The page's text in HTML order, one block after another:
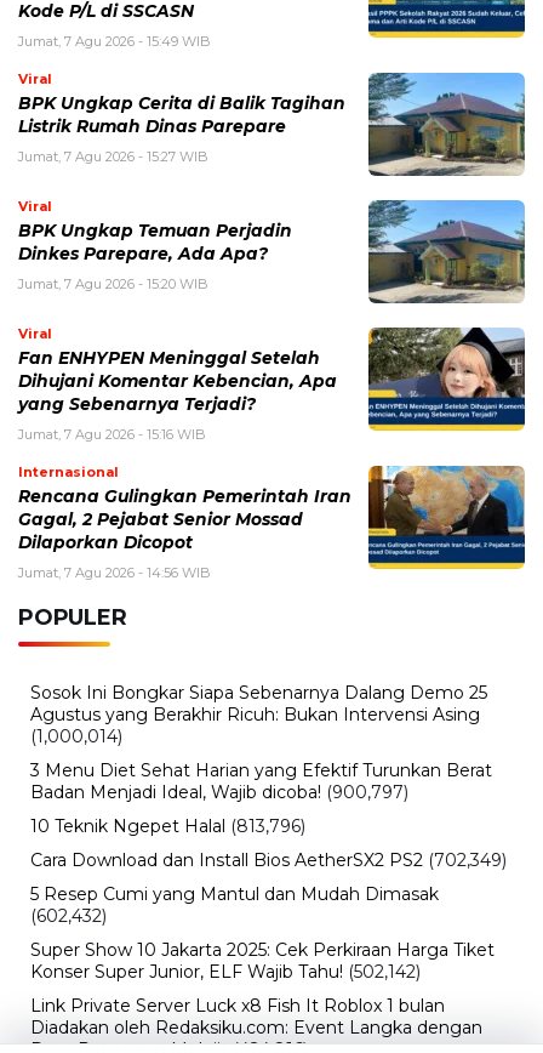
Kode P/L di SSCASN
Jumat, 7 Agu 2026 - 15:49 WIB
Viral
BPK Ungkap Cerita di Balik Tagihan
Listrik Rumah Dinas Parepare
Jumat, 7 Agu 2026 - 15:27 WIB
Viral
BPK Ungkap Temuan Perjadin
Dinkes Parepare, Ada Apa?
Jumat, 7 Agu 2026 - 15:20 WIB
Viral
Fan ENHYPEN Meninggal Setelah
Dihujani Komentar Kebencian, Apa
yang Sebenarnya Terjadi?
Jumat, 7 Agu 2026 - 15:16 WIB
Internasional
Rencana Gulingkan Pemerintah Iran
Gagal, 2 Pejabat Senior Mossad
Dilaporkan Dicopot
Jumat, 7 Agu 2026 - 14:56 WIB
POPULER
Sosok Ini Bongkar Siapa Sebenarnya Dalang Demo 25
Agustus yang Berakhir Ricuh: Bukan Intervensi Asing
(1,000,014)
3 Menu Diet Sehat Harian yang Efektif Turunkan Berat
Badan Menjadi Ideal, Wajib dicoba! (900,797)
10 Teknik Ngepet Halal (813,796)
Cara Download dan Install Bios AetherSX2 PS2 (702,349)
5 Resep Cumi yang Mantul dan Mudah Dimasak
(602,432)
Super Show 10 Jakarta 2025: Cek Perkiraan Harga Tiket
Konser Super Junior, ELF Wajib Tahu! (502,142)
Link Private Server Luck x8 Fish It Roblox 1 bulan
Diadakan oleh Redaksiku.com: Event Langka dengan